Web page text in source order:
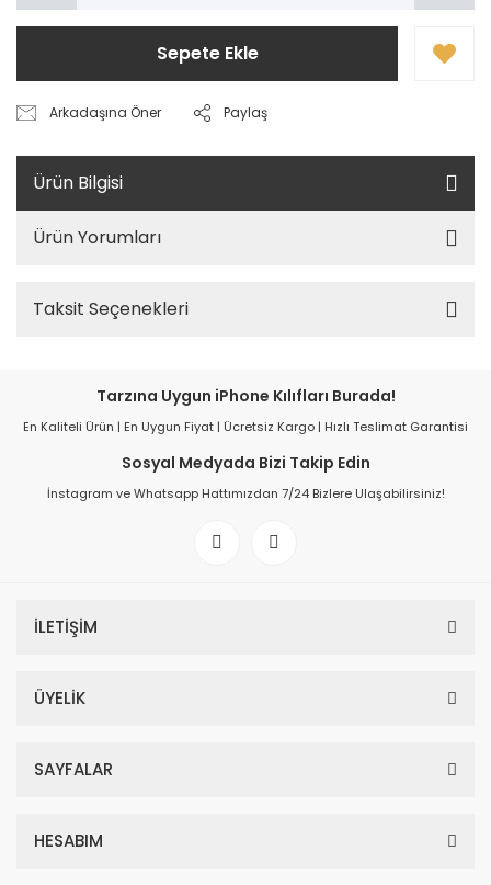
Sepete Ekle
Arkadaşına Öner Paylaş
Ürün Bilgisi
Ürün Yorumları
Taksit Seçenekleri
Tarzına Uygun iPhone Kılıfları Burada!
En Kaliteli Ürün | En Uygun Fiyat | Ücretsiz Kargo | Hızlı Teslimat Garantisi
Sosyal Medyada Bizi Takip Edin
İnstagram ve Whatsapp Hattımızdan 7/24 Bizlere Ulaşabilirsiniz!
İLETİŞİM
ÜYELİK
SAYFALAR
HESABIM